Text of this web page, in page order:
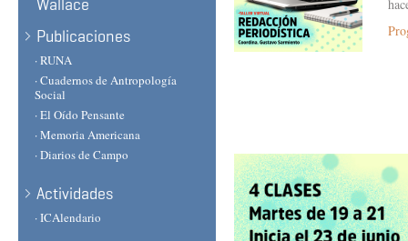
Wallace
Publicaciones
· RUNA
· Cuadernos de Antropología
Social
· El Oído Pensante
· Memoria Americana
· Diarios de Campo
Actividades
· ICAlendario